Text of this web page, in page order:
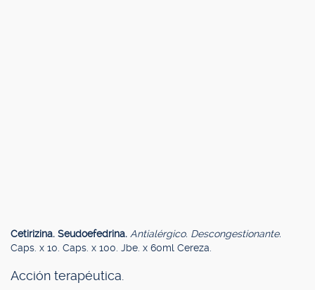
Cetirizina. Seudoefedrina. Antialérgico. Descongestionante.
Caps. x 10. Caps. x 100. Jbe. x 60ml Cereza.
Acción terapéutica.